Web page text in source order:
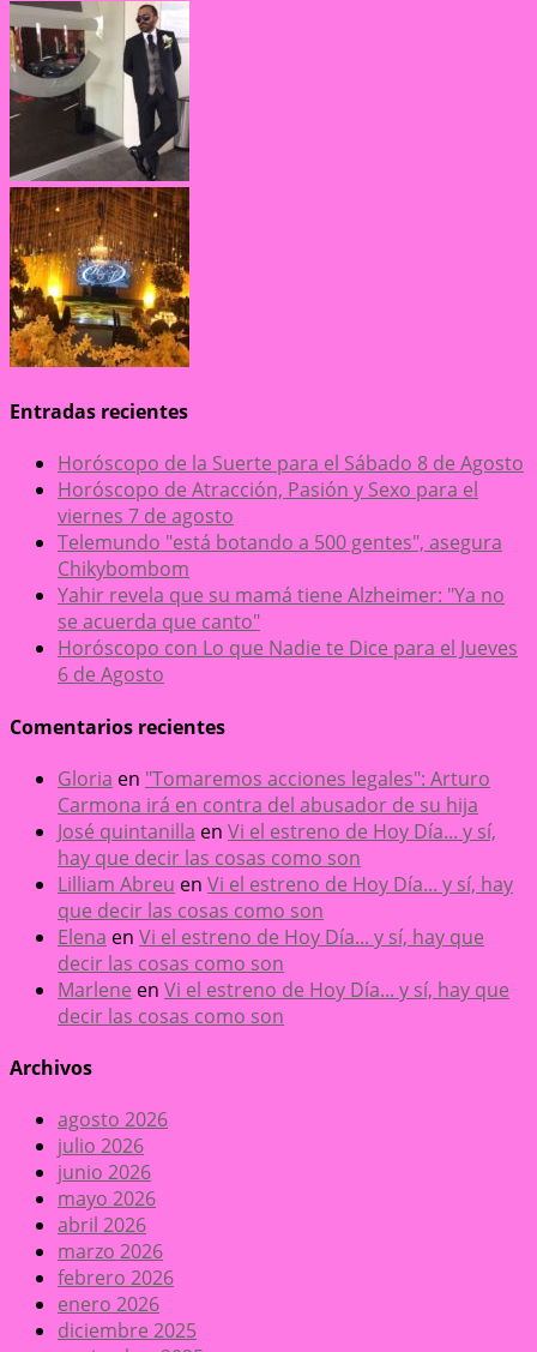
Entradas recientes
Horóscopo de la Suerte para el Sábado 8 de Agosto
Horóscopo de Atracción, Pasión y Sexo para el
viernes 7 de agosto
Telemundo "está botando a 500 gentes", asegura
Chikybombom
Yahir revela que su mamá tiene Alzheimer: "Ya no
se acuerda que canto"
Horóscopo con Lo que Nadie te Dice para el Jueves
6 de Agosto
Comentarios recientes
Gloria en "Tomaremos acciones legales": Arturo
Carmona irá en contra del abusador de su hija
José quintanilla en Vi el estreno de Hoy Día... y sí,
hay que decir las cosas como son
Lilliam Abreu en Vi el estreno de Hoy Día... y sí, hay
que decir las cosas como son
Elena en Vi el estreno de Hoy Día... y sí, hay que
decir las cosas como son
Marlene en Vi el estreno de Hoy Día... y sí, hay que
decir las cosas como son
Archivos
agosto 2026
julio 2026
junio 2026
mayo 2026
abril 2026
marzo 2026
febrero 2026
enero 2026
diciembre 2025